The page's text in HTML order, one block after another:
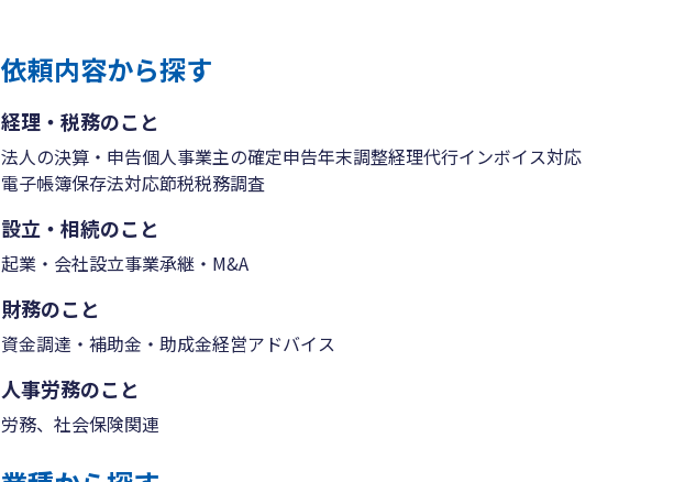
依頼内容から探す
経理・税務のこと
法人の決算・申告個人事業主の確定申告年末調整経理代行インボイス対応
電子帳簿保存法対応節税税務調査
設立・相続のこと
起業・会社設立事業承継・M&A
財務のこと
資金調達・補助金・助成金経営アドバイス
人事労務のこと
労務、社会保険関連